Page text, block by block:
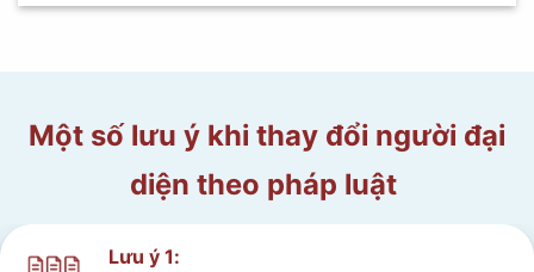
Một số lưu ý khi thay đổi người đại
diện theo pháp luật
Lưu ý 1: